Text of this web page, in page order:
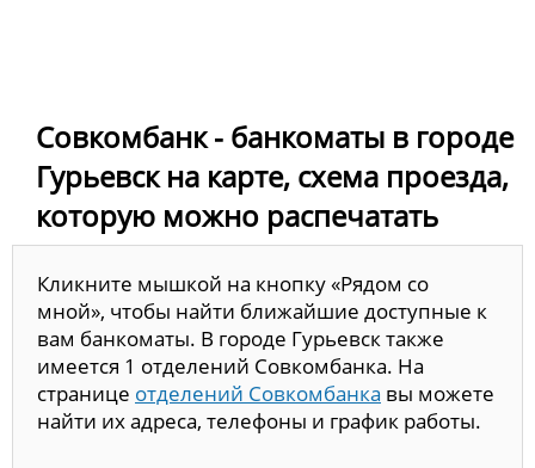
Совкомбанк - банкоматы в городе
Гурьевск на карте, схема проезда,
которую можно распечатать
Кликните мышкой на кнопку «Рядом со
мной», чтобы найти ближайшие доступные к
вам банкоматы. В городе Гурьевск также
имеется 1 отделений Совкомбанка. На
странице отделений Совкомбанка вы можете
найти их адреса, телефоны и график работы.